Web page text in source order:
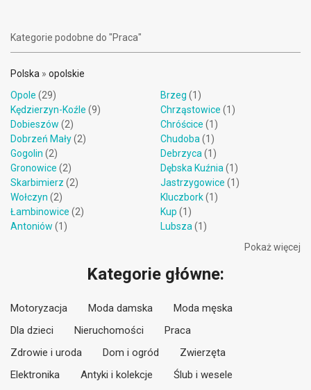
Kategorie podobne do "Praca"
Polska » opolskie
Opole (29)
Kędzierzyn-Koźle (9)
Dobieszów (2)
Dobrzeń Mały(2)
Gogolin (2)
Gronowice (2)
Skarbimierz (2)
Wołczyn (2)
Łambinowice (2)
Antoniów (1)
Brzeg (1)
Chrząstowice (1)
Chróścice (1)
Chudoba (1)
Debrzyca (1)
Dębska Kuźnia (1)
Jastrzygowice (1)
Kluczbork(1)
Kup (1)
Lubsza (1)
Pokaż więcej
Kategorie główne:
Motoryzacja Moda damska
Moda męska
Dla dzieci
Nieruchomości
Praca
Zdrowie i uroda
Dom i ogród
Zwierzęta
Elektronika
Antyki i kolekcje
Ślub i wesele